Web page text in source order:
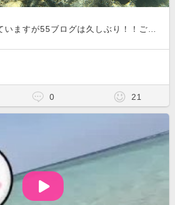
Twitterには生息していますが55ブログは久しぶり！！ご無沙汰しておりました
0 21